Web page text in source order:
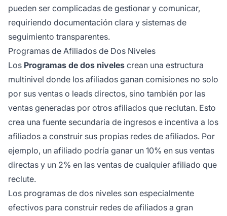
pueden ser complicadas de gestionar y comunicar,
requiriendo documentación clara y sistemas de
seguimiento transparentes.
Programas de Afiliados de Dos Niveles
Los Programas de dos niveles crean una estructura
multinivel donde los afiliados ganan comisiones no solo
por sus ventas o leads directos, sino también por las
ventas generadas por otros afiliados que reclutan. Esto
crea una fuente secundaria de ingresos e incentiva a los
afiliados a construir sus propias redes de afiliados. Por
ejemplo, un afiliado podría ganar un 10% en sus ventas
directas y un 2% en las ventas de cualquier afiliado que
reclute.
Los programas de dos niveles son especialmente
efectivos para construir redes de afiliados a gran